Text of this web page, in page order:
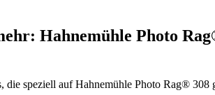
Hahnemühle Photo
speziell auf Hahnemühle Photo Rag® 308